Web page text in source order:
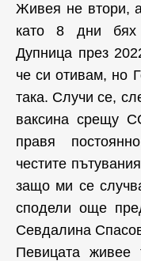
Живея не втори,
като 8 дни
Дупница през
че си отивам, но
така. Случи се,
ваксина срещу
правя
честите
защо ми се
сподели още
Севдалина
Певицата живее